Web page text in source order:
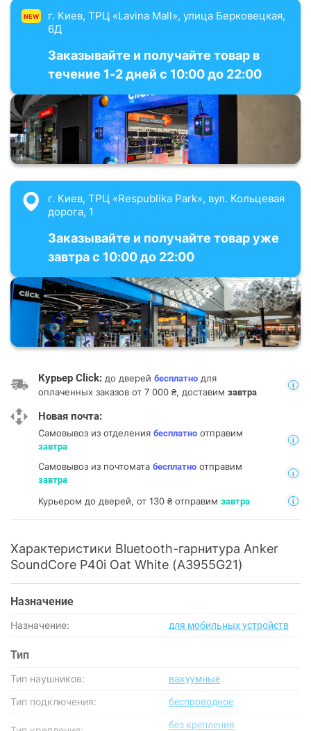
NEW
г. Киев, ТРЦ «Lavina Mall», улица Берковецкая,
6Д
Заказывайте и получайте товар в
течение 1-2 дней с 10:00 до 22:00
г. Киев, ТРЦ «Respublika Park», вул. Кольцевая
дорога, 1
Заказывайте и получайте товар уже
завтра с 10:00 до 22:00
Курьер Click: до дверей бесплатно для
оплаченных заказов от 7 000 ₴, доставим завтра
Новая почта:
Самовывоз из отделения бесплатно отправим
завтра
Самовывоз из почтомата бесплатно отправим
завтра
Курьером до дверей, от 130 ₴ отправим завтра
Характеристики Bluetooth-гарнитура Anker
SoundCore P40i Oat White (A3955G21)
Назначение
Назначение: для мобильных устройств
Тип
Тип наушников: вакуумные
Тип подключения: беспроводное
без крепления